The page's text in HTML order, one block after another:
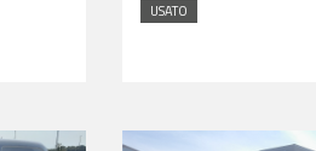
USATO